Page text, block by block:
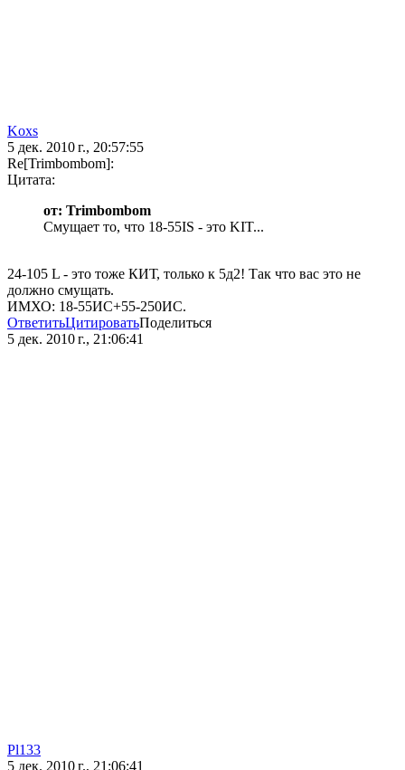
Koxs
5 дек. 2010 г., 20:57:55
Re[Trimbombom]:
Цитата:
от: Trimbombom
Смущает то, что 18-55IS - это KIT...
24-105 L - это тоже КИТ, только к 5д2! Так что вас это не
должно смущать.
ИМХО: 18-55ИС+55-250ИС.
ОтветитьЦитироватьПоделиться
5 дек. 2010 г., 21:06:41
Pl133
5 дек. 2010 г., 21:06:41